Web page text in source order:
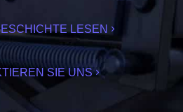
LESEN
SIE UNS